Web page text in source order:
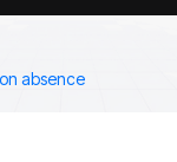
absence